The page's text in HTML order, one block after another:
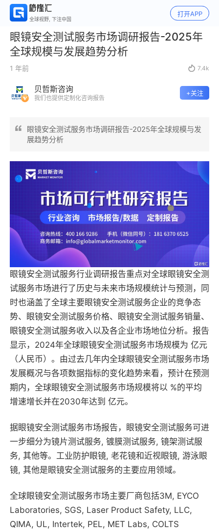
全球视野, 下注中国
打开APP
眼镜安全测试服务市场调研报告-2025年
全球规模与发展趋势分析
1 年前  7.4k
贝哲斯咨询
我们也提供定制化咨询报告
+关注
眼镜安全测试服务市场调研报告-2025年全球规模与发
展趋势分析
眼镜安全测试服务行业调研报告重点对全球眼镜安全测
试服务市场进行了历史与未来市场规模统计与预测，同
时也涵盖了全球主要眼镜安全测试服务企业的竞争态
势、眼镜安全测试服务价格、眼镜安全测试服务销量、
眼镜安全测试服务收入以及各企业市场地位分析。报告
显示，2024年全球眼镜安全测试服务市场规模为 亿元
（人民币）。由过去几年内全球眼镜安全测试服务市场
发展概况与各项数据指标的变化趋势来看，预计在预测
期内，全球眼镜安全测试服务市场规模将以 %的平均
增速增长并在2030年达到 亿元。
据眼镜安全测试服务市场报告，眼镜安全测试服务可进
一步细分为镜片测试服务, 镀膜测试服务, 镜架测试服
务, 其他等。工业防护眼镜, 老花镜和近视眼镜, 游泳眼
镜, 其他是眼镜安全测试服务的主要应用领域。
全球眼镜安全测试服务市场主要厂商包括3M, EYCO
Laboratories, SGS, Laser Product Safety, LLC,
QIMA, UL, Intertek, PEL, MET Labs, COLTS